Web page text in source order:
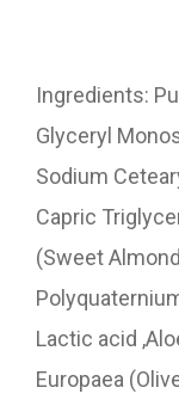
Ingredients:
Glyceryl
Sodium
Capric
(Sweet
Lactic acid
Europaea